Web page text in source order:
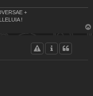
+
!